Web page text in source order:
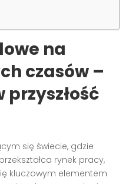
na
czasów –
się świecie, gdzie
rynek pracy,
kluczowym elementem